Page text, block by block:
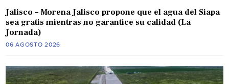
Jalisco – Morena Jalisco propone que el agua del Siapa
sea gratis mientras no garantice su calidad (La
Jornada)
06 AGOSTO 2026